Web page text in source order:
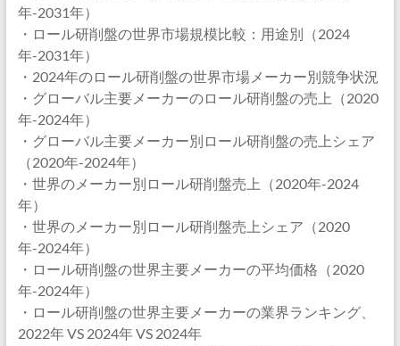
年-2031年）
・ロール研削盤の世界市場規模比較：用途別（2024
年-2031年）
・2024年のロール研削盤の世界市場メーカー別競争状況
・グローバル主要メーカーのロール研削盤の売上（2020
年-2024年）
・グローバル主要メーカー別ロール研削盤の売上シェア
（2020年-2024年）
・世界のメーカー別ロール研削盤売上（2020年-2024
年）
・世界のメーカー別ロール研削盤売上シェア（2020
年-2024年）
・ロール研削盤の世界主要メーカーの平均価格（2020
年-2024年）
・ロール研削盤の世界主要メーカーの業界ランキング、
2022年 VS 2024年 VS 2024年